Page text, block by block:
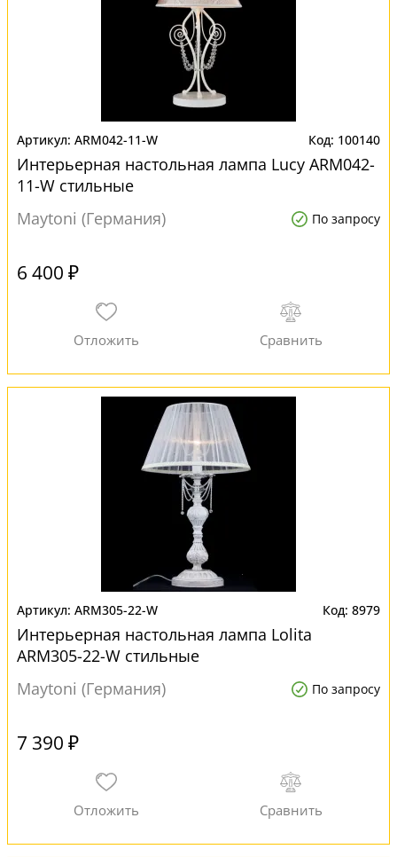
ARM042-11-W 100140
Интерьерная настольная лампа Lucy ARM042-
11-W стильные
Maytoni (Германия)
По запросу
6 400 ₽
ARM305-22-W 8979
Интерьерная настольная лампа Lolita
ARM305-22-W стильные
Maytoni (Германия)
По запросу
7 390 ₽